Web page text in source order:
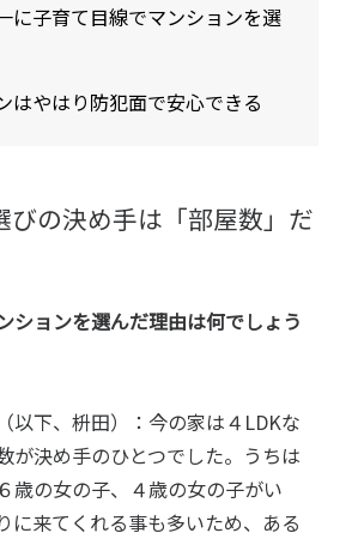
に子育て目線でマンションを選
はやはり防犯面で安心できる
びの決め手は「部屋数」だ
ンションを選んだ理由は何でしょう
以下、枡田）：今の家は４LDKな
が決め手のひとつでした。うちは
歳の女の子、４歳の女の子がい
に来てくれる事も多いため、ある